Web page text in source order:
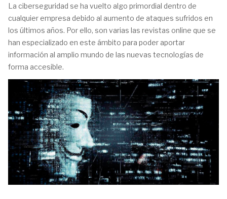
La ciberseguridad se ha vuelto algo primordial dentro de
cualquier empresa debido al aumento de ataques sufridos en
los últimos años. Por ello, son varias las revistas online que se
han especializado en este ámbito para poder aportar
información al amplio mundo de las nuevas tecnologías de
forma accesible.